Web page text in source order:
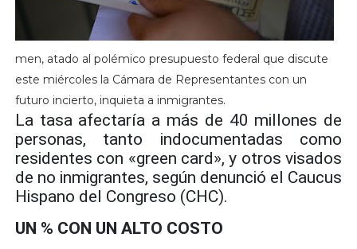
men, atado al polémico presupuesto federal que discute
este miércoles la Cámara de Representantes con un
futuro incierto, inquieta a inmigrantes.
La tasa afectaría a más de 40 millones de
personas, tanto indocumentadas como
residentes con «green card», y otros visados
de no inmigrantes, según denunció el Caucus
Hispano del Congreso (CHC).
UN % CON UN ALTO COSTO